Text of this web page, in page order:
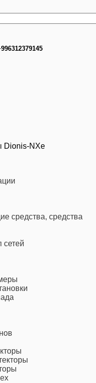
Dionis-NXe
средства, средства